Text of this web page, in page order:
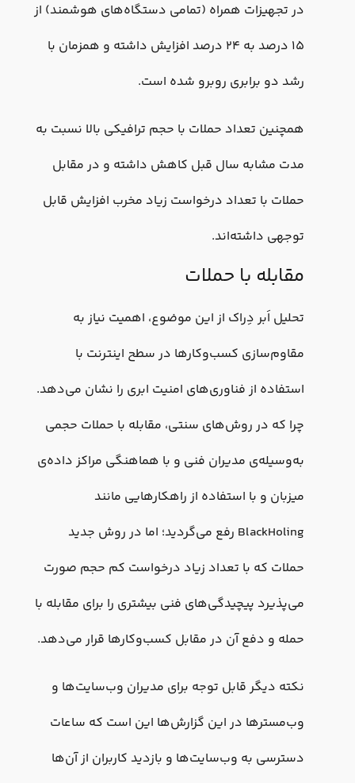
در تجهیزات همراه (تمامی دستگاه‌های هوشمند) از
۱۵ درصد به ۲۴ درصد افزایش داشته و همزمان با
رشد دو برابری روبرو شده است.
همچنین تعداد حملات با حجم ترافیکی بالا نسبت به
مدت مشابه سال قبل کاهش داشته و در مقابل
حملات با تعداد درخواست زیاد مخرب افزایش قابل
توجهی داشته‌اند.
مقابله با حملات
تحلیل اَبر دِراک از این موضوع، اهمیت نیاز به
مقاوم‌سازی کسب‌و‌کارها در سطح اینترنت با
استفاده از فناوری‌های امنیت ابری را نشان می‌دهد.
چرا که در روش‌های سنتی، مقابله با حملات حجمی
به‌وسیله‌ی مدیران فنی و با هماهنگی مراکز داده‌ی
میزبان و با استفاده از راهکارهایی مانند
BlackHoling رفع می‌گردید؛ اما در روش جدید
حملات که با تعداد زیاد درخواست کم‌ حجم صورت
می‌پذیرد پیچیدگی‌های فنی بیشتری را برای مقابله با
حمله و دفع آن در مقابل کسب‌وکارها قرار می‌دهد.
نکته دیگر قابل توجه برای مدیران وب‌سایت‌ها و
وب‌مسترها در این گزارش‌ها این است که ساعات
دسترسی به وب‌سایت‌ها و بازدید کاربران از آن‌ها